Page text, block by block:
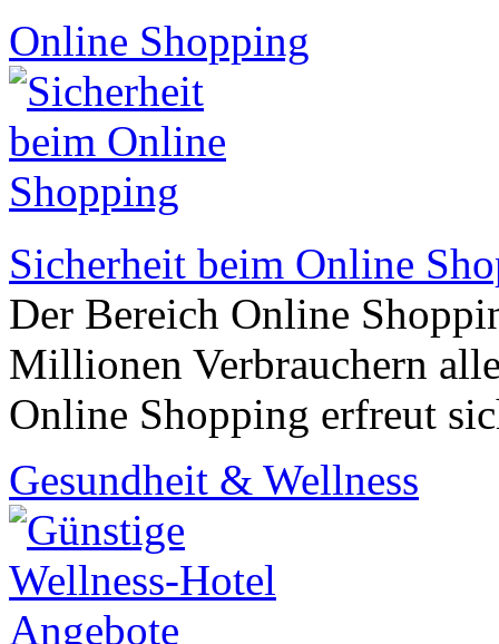
Online Shopping
Sicherheit beim Online
Der Bereich Online
Millionen Verbrauchern
Online Shopping erfreut
Gesundheit & Wellness